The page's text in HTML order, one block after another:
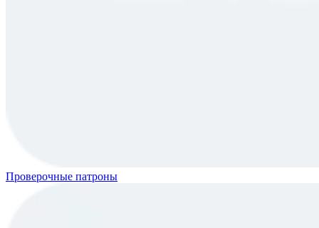
Проверочные патроны